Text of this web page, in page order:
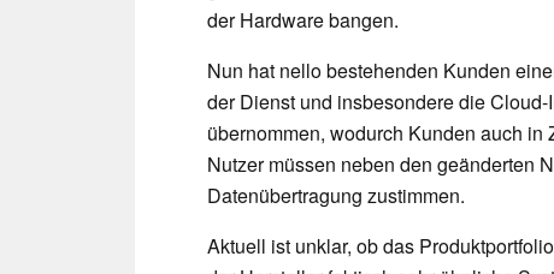
der Hardware bangen.
Nun hat nello bestehenden Kunden
der Dienst und insbesondere die
übernommen, wodurch Kunden auch
Nutzer müssen neben den geänderten
Datenübertragung zustimmen.
Aktuell ist unklar, ob das